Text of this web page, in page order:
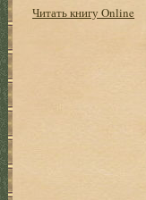
Читать книгу Online